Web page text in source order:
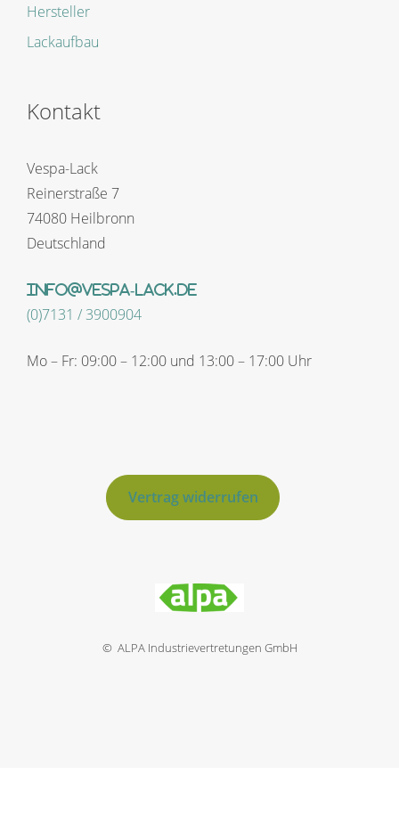
Hersteller
Lackaufbau
Kontakt
Vespa-Lack
Reinerstraße 7
74080 Heilbronn
Deutschland
info@vespa-lack.de
(0)7131 / 3900904
Mo – Fr: 09:00 – 12:00 und 13:00 – 17:00 Uhr
Vertrag widerrufen
© ALPA Industrievertretungen GmbH